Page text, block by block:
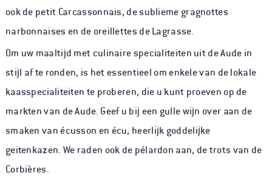
ook de petit Carcassonnais, de sublieme gragnottes
narbonnaises en de oreillettes de Lagrasse.
Om uw maaltijd met culinaire specialiteiten uit de Aude in
stijl af te ronden, is het essentieel om enkele van de lokale
kaasspecialiteiten te proberen, die u kunt proeven op de
markten van de Aude. Geef u bij een gulle wijn over aan de
smaken van écusson en écu, heerlijk goddelijke
geitenkazen. We raden ook de pélardon aan, de trots van de
Corbières.